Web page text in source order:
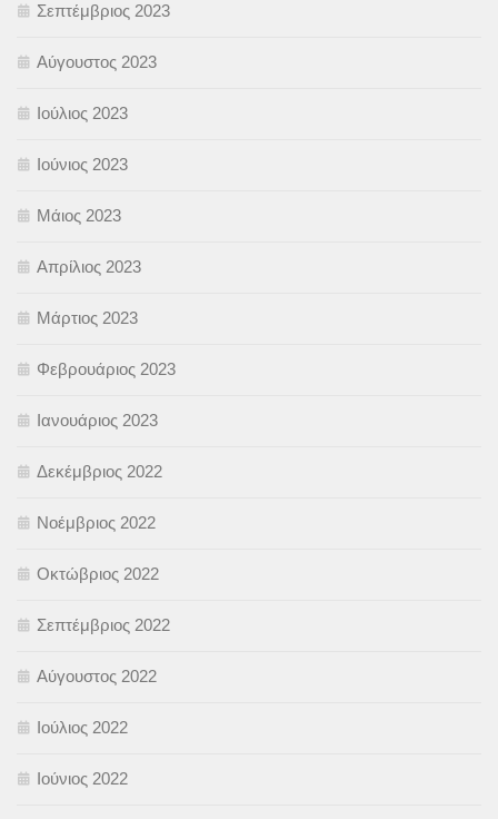
Σεπτέμβριος 2023
Αύγουστος 2023
Ιούλιος 2023
Ιούνιος 2023
Μάιος 2023
Απρίλιος 2023
Μάρτιος 2023
Φεβρουάριος 2023
Ιανουάριος 2023
Δεκέμβριος 2022
Νοέμβριος 2022
Οκτώβριος 2022
Σεπτέμβριος 2022
Αύγουστος 2022
Ιούλιος 2022
Ιούνιος 2022